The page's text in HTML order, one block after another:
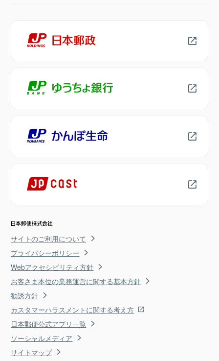
サイトのご利用について
プライバシーポリシー
Webアクセシビリティ方針
お客さま本位の業務運営に関する基本方針
勧誘方針
カスタマーハラスメントに関する考え方
日本郵便公式アプリ一覧
ソーシャルメディア
サイトマップ